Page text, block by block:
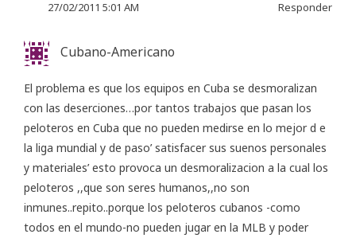
27/02/2011 5:01 AM Responder
Cubano-Americano
El problema es que los equipos en Cuba se desmoralizan
con las deserciones…por tantos trabajos que pasan los
peloteros en Cuba que no pueden medirse en lo mejor d e
la liga mundial y de paso’ satisfacer sus suenos personales
y materiales’ esto provoca un desmoralizacion a la cual los
peloteros ,,que son seres humanos,,no son
inmunes..repito..porque los peloteros cubanos -como
todos en el mundo-no pueden jugar en la MLB y poder